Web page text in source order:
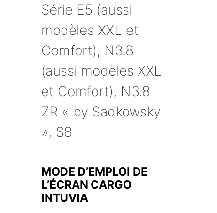
Série E5 (aussi
modèles XXL et
Comfort), N3.8
(aussi modèles XXL
et Comfort), N3.8
ZR « by Sadkowsky
», S8
MODE D’EMPLOI DE
L’ÉCRAN CARGO
INTUVIA